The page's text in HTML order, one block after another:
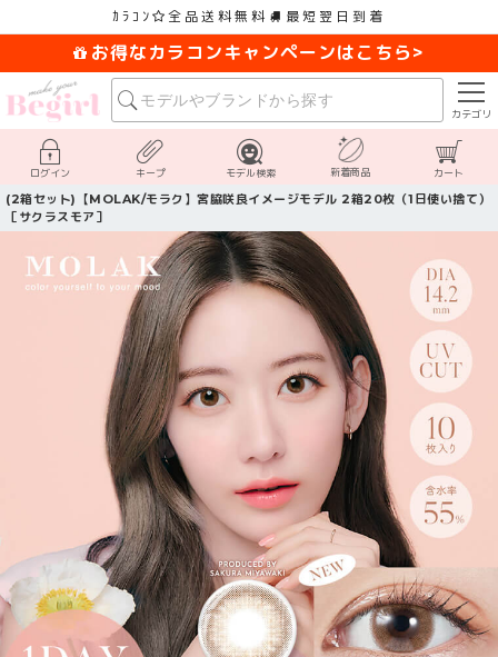
ｶﾗｺﾝ 全品送料無料 最短翌日到着
お得なカラコンキャンペーンはこちら>
カテゴリ
ログイン キープ モデル検索 新着商品 カート
(2箱セット)【MOLAK/モラク】宮脇咲良イメージモデル 2箱20枚（1日使い捨て）
［サクラスモア］